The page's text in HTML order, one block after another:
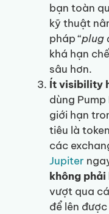
bạn toàn
kỹ thuật
pháp “plug
khá hạn
sâu hơn.
Ít visibility
dùng
giới hạn
tiêu là
các
Jupiter
không
vượt qua
để lên